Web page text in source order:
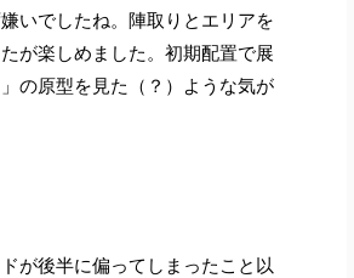
いでしたね。陣取りとエリアを
が楽しめました。初期配置で展
の原型を見た（？）ような気が
が後半に偏ってしまったこと以